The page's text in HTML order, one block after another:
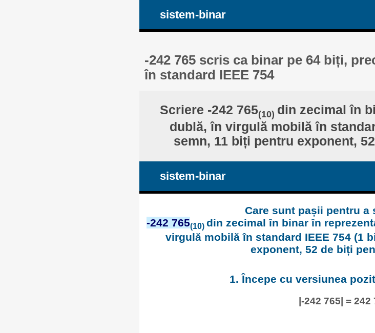
sistem-binar
-242 765 scris ca binar pe 64 biți,
în standard IEEE 754
Scriere -242 765(10) din zecimal în
dublă, în virgulă mobilă în
semn, 11 biți pentru exponent,
sistem-binar
Care sunt pașii pentru a
-242 765(10) din zecimal în binar în
virgulă mobilă în standard IEEE 754 (1
exponent, 52 de biți
1. Începe cu versiunea
|-242 765| = 242